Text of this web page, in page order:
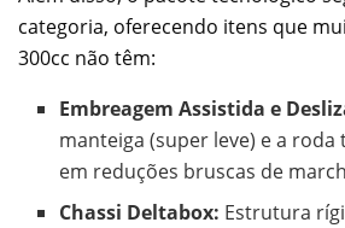
categoria, oferecendo itens que
300cc não têm:
Embreagem Assistida e
manteiga (super leve) e a
em reduções bruscas de
Chassi Deltabox: Estrutura